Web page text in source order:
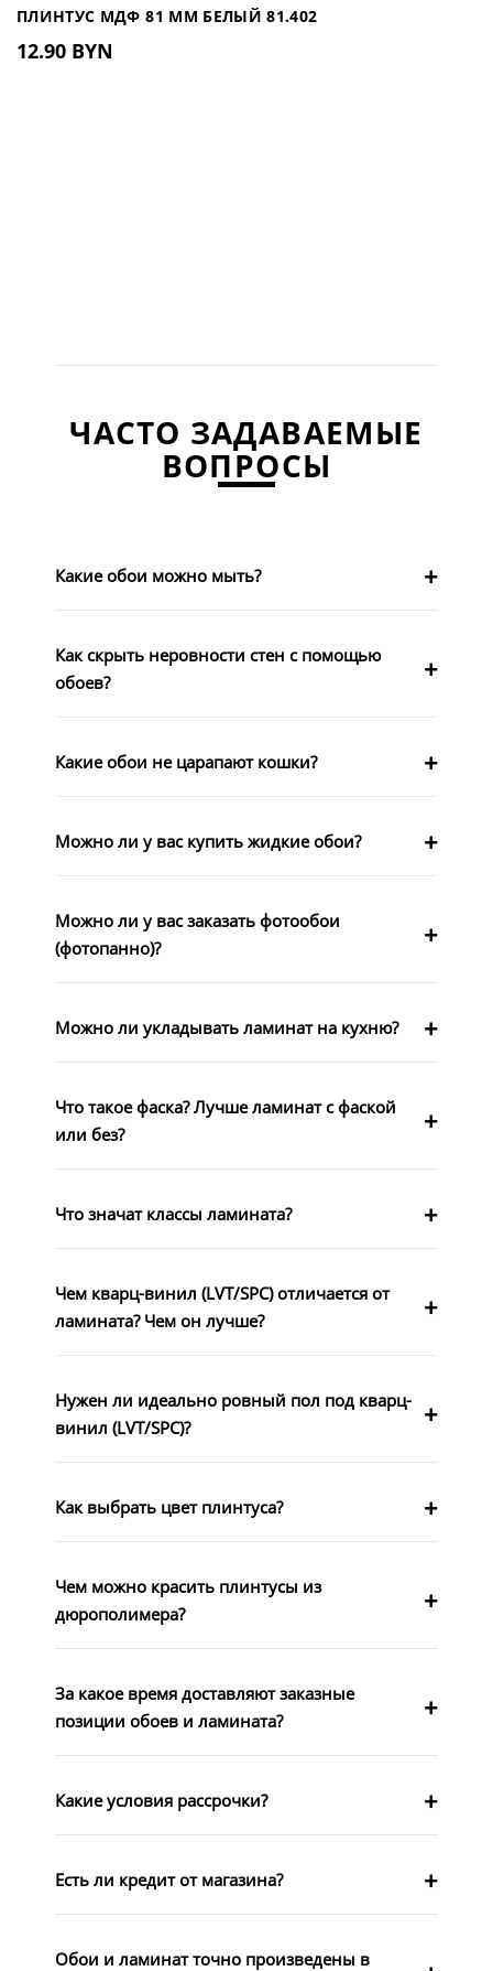
ПЛИНТУС МДФ 81 ММ БЕЛЫЙ 81.402
12.90 BYN
ЧАСТО ЗАДАВАЕМЫЕ
ВОПРОСЫ
Какие обои можно мыть?
Как скрыть неровности стен с помощью
обоев?
Какие обои не царапают кошки?
Можно ли у вас купить жидкие обои?
Можно ли у вас заказать фотообои
(фотопанно)?
Можно ли укладывать ламинат на кухню?
Что такое фаска? Лучше ламинат с фаской
или без?
Что значат классы ламината?
Чем кварц-винил (LVT/SPC) отличается от
ламината? Чем он лучше?
Нужен ли идеально ровный пол под кварц-
винил (LVT/SPC)?
Как выбрать цвет плинтуса?
Чем можно красить плинтусы из
дюрополимера?
За какое время доставляют заказные
позиции обоев и ламината?
Какие условия рассрочки?
Есть ли кредит от магазина?
Обои и ламинат точно произведены в